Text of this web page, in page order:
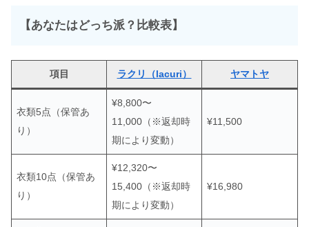
【あなたはどっち派？比較表】
項目 ラクリ（lacuri） ヤマトヤ
衣類5点（保管あ
り）
¥8,800〜
11,000（※返却時
期により変動）
¥11,500
衣類10点（保管あ
り）
¥12,320〜
15,400（※返却時
期により変動）
¥16,980